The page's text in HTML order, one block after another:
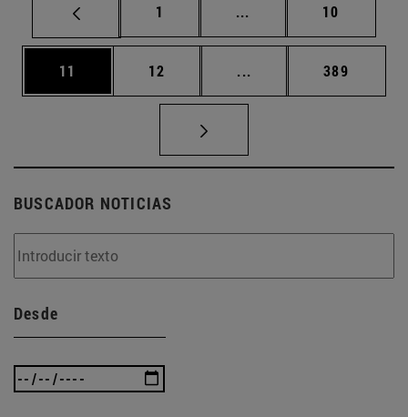
Página
1 ... Páginas intermedias
Página
10
Página
11 Página
12 ... Páginas intermedias
Página
389
BUSCADOR NOTICIAS
Desde